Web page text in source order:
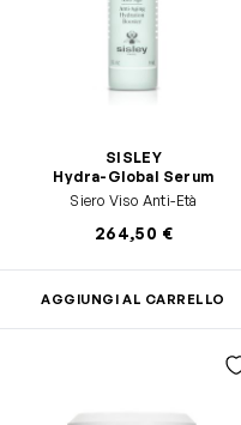
SISLEY
Hydra-Global Serum
Siero Viso Anti-Età
264,50 €
AGGIUNGI AL CARRELLO